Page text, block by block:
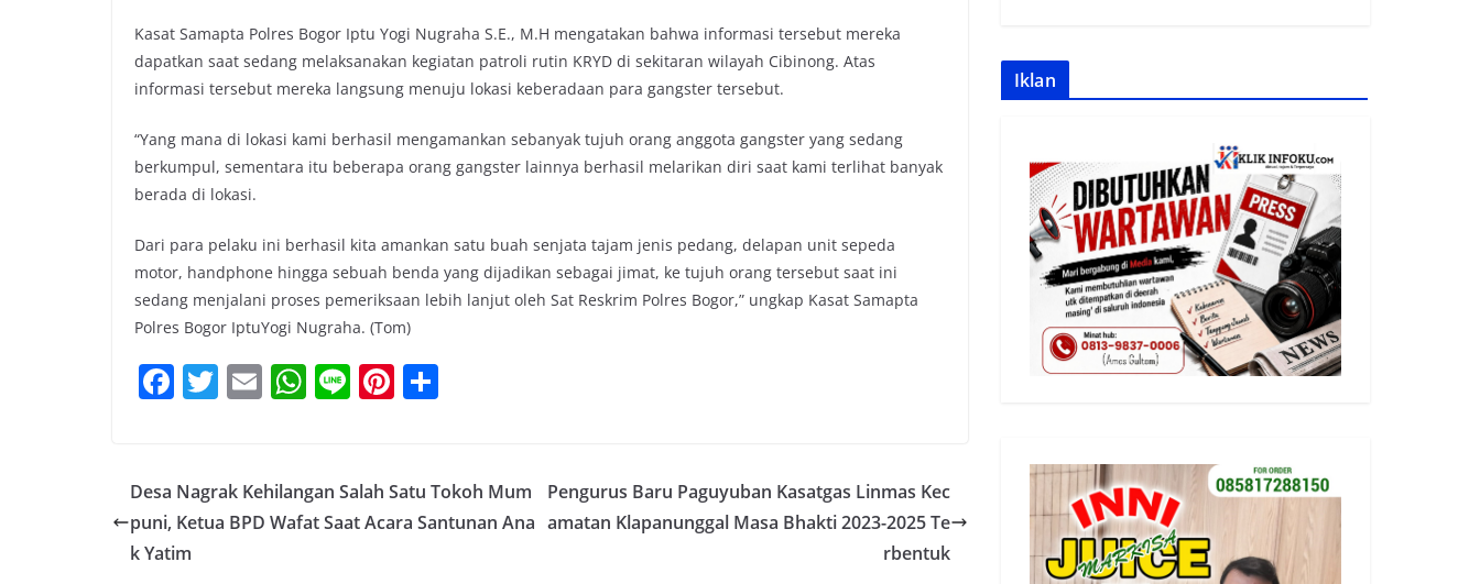
Kasat Samapta Polres Bogor Iptu Yogi Nugraha S.E., M.H mengatakan bahwa informasi tersebut mereka
dapatkan saat sedang melaksanakan kegiatan patroli rutin KRYD di sekitaran wilayah Cibinong. Atas
informasi tersebut mereka langsung menuju lokasi keberadaan para gangster tersebut.
“Yang mana di lokasi kami berhasil mengamankan sebanyak tujuh orang anggota gangster yang sedang
berkumpul, sementara itu beberapa orang gangster lainnya berhasil melarikan diri saat kami terlihat banyak
berada di lokasi.
Dari para pelaku ini berhasil kita amankan satu buah senjata tajam jenis pedang, delapan unit sepeda
motor, handphone hingga sebuah benda yang dijadikan sebagai jimat, ke tujuh orang tersebut saat ini
sedang menjalani proses pemeriksaan lebih lanjut oleh Sat Reskrim Polres Bogor,” ungkap Kasat Samapta
Polres Bogor IptuYogi Nugraha. (Tom)
F
e
b
o
T
er
E
l
W
s
A
Li Pi
e
st
e
Desa Nagrak Kehilangan Salah Satu Tokoh Mum
puni, Ketua BPD Wafat Saat Acara Santunan Ana
k Yatim
Pengurus Baru Paguyuban Kasatgas Linmas Kec
amatan Klapanunggal Masa Bhakti 2023-2025 Te
rbentuk
Iklan